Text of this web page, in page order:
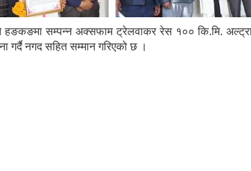
सम्पन्न अक्सफाम ट्रेलवाकर रेस १०० कि.मि. अल्ट्रा
गर्दै नगद सहित सम्मान गरिएको छ ।